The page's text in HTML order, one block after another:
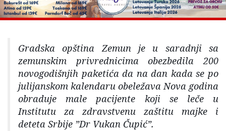
Gradska opština Zemun je u saradnji sa
zemunskim privrednicima obezbedila 200
novogodišnjih paketića da na dan kada se po
julijanskom kalendaru obeležava Nova godina
obraduje male pacijente koji se leče u
Institutu za zdravstvenu zaštitu majke i
deteta Srbije ”Dr Vukan Čupić”.